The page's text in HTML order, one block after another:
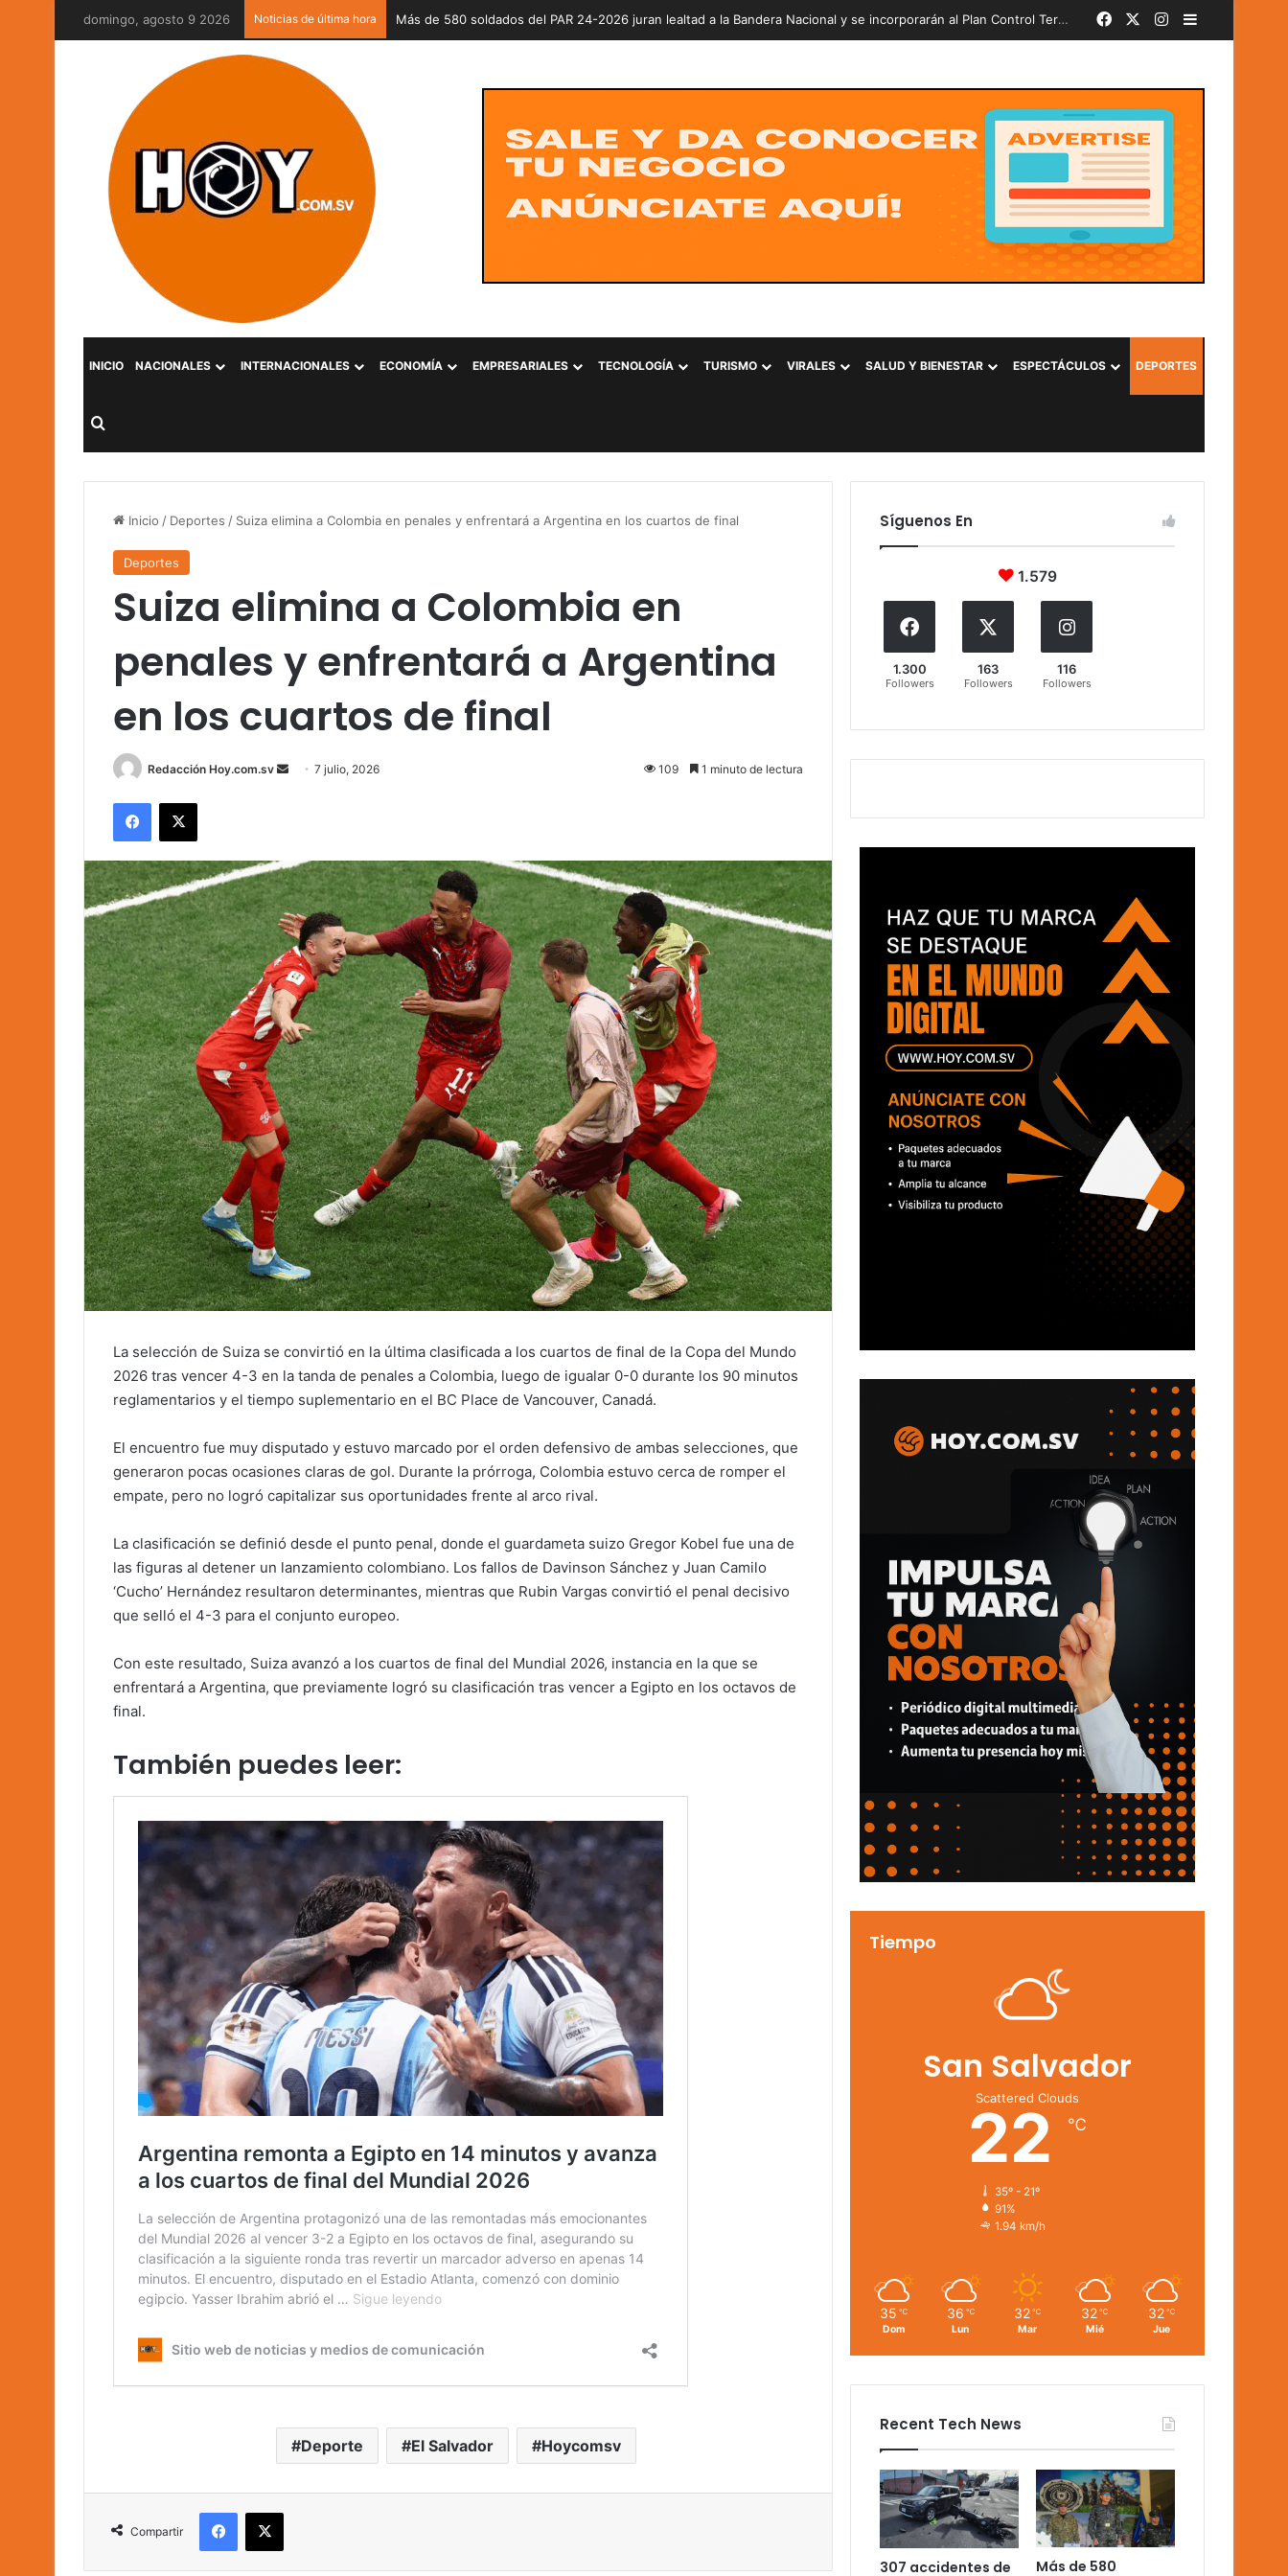
domingo, agosto 9 2026 Noticias de última hora Más de 580 soldados del PAR 24-2026 juran lealtad a la Bandera Nacional y se incorporarán al Plan Control Territorial FacebookInstagram
Barra lateral
INICIO NACIONALES INTERNACIONALES ECONOMÍA EMPRESARIALES TECNOLOGÍA TURISMO VIRALES SALUD Y BIENESTAR ESPECTÁCULOS DEPORTES
Buscar por
Inicio / Deportes / Suiza elimina a Colombia en penales y enfrentará a Argentina en los cuartos de final
Deportes
Suiza elimina a Colombia en
penales y enfrentará a Argentina
en los cuartos de final
Redacción Hoy.com.sv
Send7 julio, 2026 109 1 minuto de lectura
Facebook
X
La selección de Suiza se convirtió en la última clasificada a los cuartos de final de la Copa del Mundo
2026 tras vencer 4-3 en la tanda de penales a Colombia, luego de igualar 0-0 durante los 90 minutos
reglamentarios y el tiempo suplementario en el BC Place de Vancouver, Canadá.
El encuentro fue muy disputado y estuvo marcado por el orden defensivo de ambas selecciones, que
generaron pocas ocasiones claras de gol. Durante la prórroga, Colombia estuvo cerca de romper el
empate, pero no logró capitalizar sus oportunidades frente al arco rival.
La clasificación se definió desde el punto penal, donde el guardameta suizo Gregor Kobel fue una de
las figuras al detener un lanzamiento colombiano. Los fallos de Davinson Sánchez y Juan Camilo
‘Cucho’ Hernández resultaron determinantes, mientras que Rubin Vargas convirtió el penal decisivo
que selló el 4-3 para el conjunto europeo.
Con este resultado, Suiza avanzó a los cuartos de final del Mundial 2026, instancia en la que se
enfrentará a Argentina, que previamente logró su clasificación tras vencer a Egipto en los octavos de
final.
También puedes leer:
Deporte El Salvador Hoycomsv
Compartir
Facebook
X
Síguenos En
1.579
1.300
Followers
163
Followers
116
Followers
Tiempo
San Salvador
Scattered Clouds
22 ℃
35º - 21º
91%
1.94 km/h
35 ℃
Dom
36 ℃
Lun
32 ℃
Mar
32 ℃
Mié
32 ℃
Jue
Recent Tech News
307 accidentes de
Más de 580